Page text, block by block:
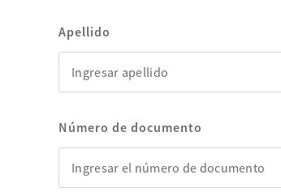
Apellido
Número de documento